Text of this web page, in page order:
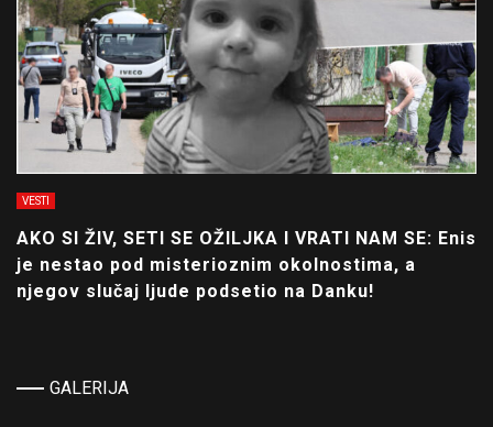
VESTI
AKO SI ŽIV, SETI SE OŽILJKA I VRATI NAM SE: Enis
je nestao pod misterioznim okolnostima, a
njegov slučaj ljude podsetio na Danku!
GALERIJA